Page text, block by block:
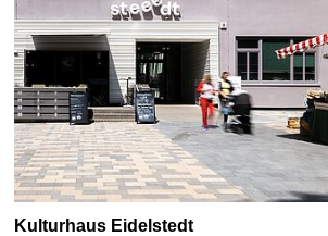
Kulturhaus Eidelstedt